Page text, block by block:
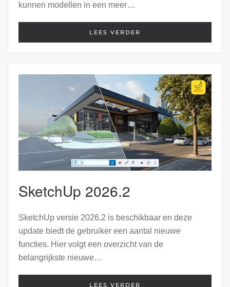
kunnen modellen in een meer…
LEES VERDER
SketchUp 2026.2
SketchUp versie 2026.2 is beschikbaar en deze
update biedt de gebruiker een aantal nieuwe
functies. Hier volgt een overzicht van de
belangrijkste nieuwe…
LEES VERDER